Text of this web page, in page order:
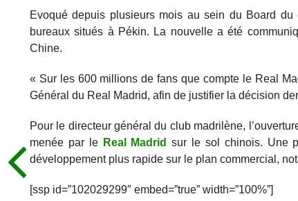
Evoqué depuis plusieurs mois au sein du Board
bureaux situés à Pékin. La nouvelle a été
Chine.
« Sur les 600 millions de fans que compte le Real
Général du Real Madrid, afin de justifier la décision
Pour le directeur général du club madrilène,
menée par le Real Madrid sur le sol chinois. Une
développement plus rapide sur le plan commercial,
[ssp id=”102029299″ embed=”true” width=”100%”]